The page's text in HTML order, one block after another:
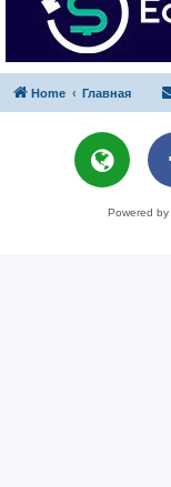
Home Главная
Powered by